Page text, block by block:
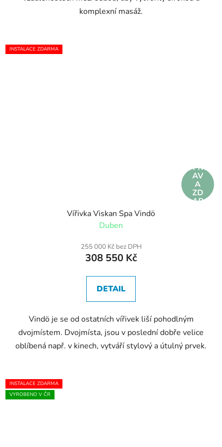
komplexní masáž.
INSTALACE ZDARMA
PR
AV
A
ZD
AR
Vířivka Viskan Spa Vindö
Duben
255 000 Kč bez DPH
308 550 Kč
DETAIL
Vindö je se od ostatních vířivek liší pohodlným
dvojmístem. Dvojmísta, jsou v poslední dobře velice
oblíbená např. v kinech, vytváří stylový a útulný prvek.
INSTALACE ZDARMA
VYROBENO V ČR